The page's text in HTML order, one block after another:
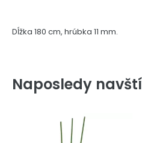
Dĺžka 180 cm, hrúbka 11 mm.
Naposledy